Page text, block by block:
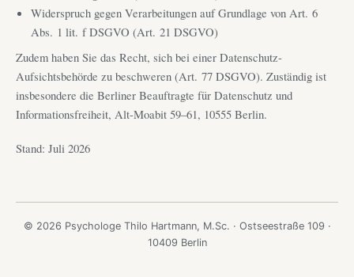
Widerspruch gegen Verarbeitungen auf Grundlage von Art. 6
Abs. 1 lit. f DSGVO (Art. 21 DSGVO)
Zudem haben Sie das Recht, sich bei einer Datenschutz-
Aufsichtsbehörde zu beschweren (Art. 77 DSGVO). Zuständig ist
insbesondere die Berliner Beauftragte für Datenschutz und
Informationsfreiheit, Alt-Moabit 59–61, 10555 Berlin.
Stand: Juli 2026
© 2026 Psychologe Thilo Hartmann, M.Sc. · Ostseestraße 109 ·
10409 Berlin